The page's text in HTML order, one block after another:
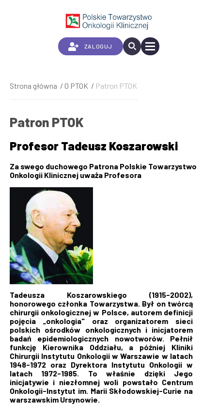
ZALOGUJ
Ścieżka
nawigacyjna
Strona główna O PTOK Patron PTOK
Patron PTOK
Profesor Tadeusz Koszarowski
Za swego duchowego Patrona Polskie Towarzystwo
Onkologii Klinicznej uważa Profesora
Tadeusza Koszarowskiego (1915-2002),
honorowego członka Towarzystwa. Był on twórcą
chirurgii onkologicznej w Polsce, autorem definicji
pojęcia „onkologia" oraz organizatorem sieci
polskich ośrodków onkologicznych i inicjatorem
badań epidemiologicznych nowotworów. Pełnił
funkcję Kierownika Oddziału, a później Kliniki
Chirurgii Instytutu Onkologii w Warszawie w latach
1948-1972 oraz Dyrektora Instytutu Onkologii w
latach 1972-1985. To właśnie dzięki Jego
inicjatywie i niezłomnej woli powstało Centrum
Onkologii-Instytut im. Marii Skłodowskiej-Curie na
warszawskim Ursynowie.